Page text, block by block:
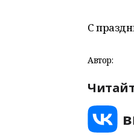
С
Автор: